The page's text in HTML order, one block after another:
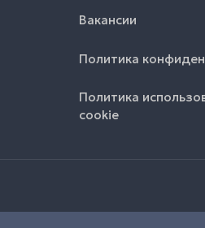
Вакансии
Политика
Политика
cookie